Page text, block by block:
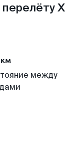
между